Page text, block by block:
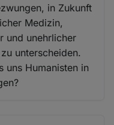
in Zukunft
Medizin,
und unehrlicher
unterscheiden.
uns Humanisten in